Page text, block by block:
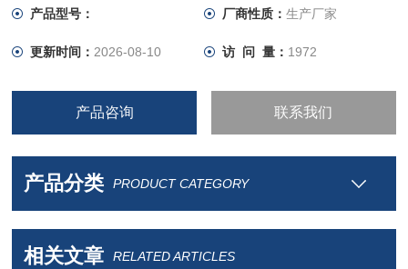
大保藏中心有密切联系，细胞种类齐全，质量保证！
产品型号： 厂商性质： 生产厂家
更新时间： 2026-08-10 访 问 量： 1972
产品咨询 联系我们
产品分类 PRODUCT CATEGORY
相关文章 RELATED ARTICLES